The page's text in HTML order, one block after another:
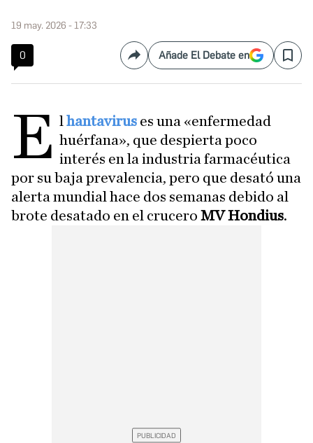
19 may. 2026 - 17:33
0 CompartirAñade El Debate en Save
E lhantavirus es una «enfermedad
huérfana», que despierta poco
interés en la industria farmacéutica
por su baja prevalencia, pero que desató una
alerta mundial hace dos semanas debido al
brote desatado en el crucero MV Hondius.